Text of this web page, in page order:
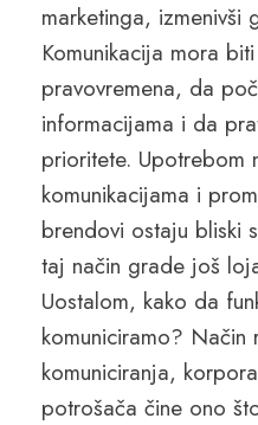
marketinga, izmenivši
Komunikacija mora
pravovremena, da
informacijama i da
prioritete. Upotrebom
komunikacijama i
brendovi ostaju bliski
taj način grade još
Uostalom, kako da
komuniciramo? Način
komuniciranja,
potrošača čine ono